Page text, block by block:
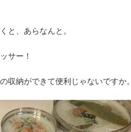
と、あらなんと。
サー！
収納ができて便利じゃないですか。